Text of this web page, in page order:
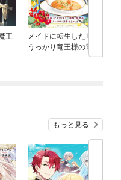
王
メイドに転生したら、
うっかり竜王様の胃袋
掴んじゃいました～元
もっと見る